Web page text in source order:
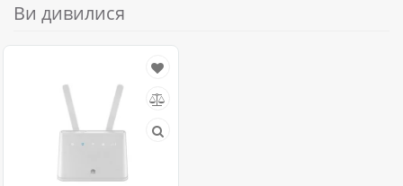
Ви дивилися